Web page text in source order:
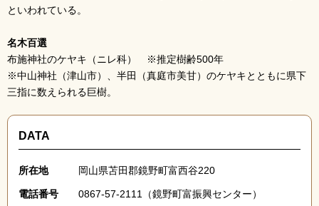
といわれている。
名木百選
布施神社のケヤキ（ニレ科） ※推定樹齢500年
※中山神社（津山市）、半田（真庭市美甘）のケヤキとともに県下
三指に数えられる巨樹。
DATA
所在地 岡山県苫田郡鏡野町富西谷220
電話番号 0867-57-2111（鏡野町富振興センター）